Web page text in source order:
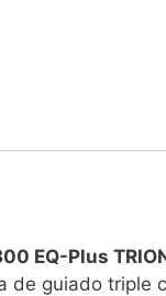
EQ-Plus
de guiado triple